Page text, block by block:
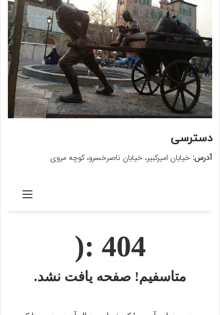
دسترسی
آدرس: خیابان امیرکبیر، خیابان ناصرخسرو، کوچه مروی